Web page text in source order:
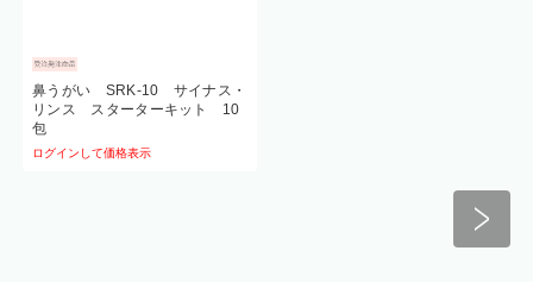
鼻うがい SRK-10 サイナス・
リンス スターターキット 10
包
ログインして価格表示